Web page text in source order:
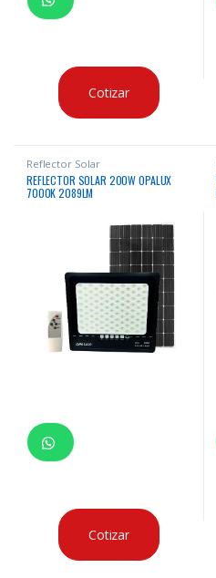
Cotizar
Reflector Solar
REFLECTOR SOLAR 200W OPALUX
7000K 2089LM
Cotizar